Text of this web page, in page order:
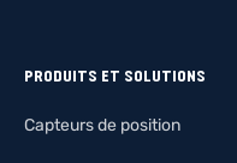
PRODUITS ET SOLUTIONS
Capteurs de position